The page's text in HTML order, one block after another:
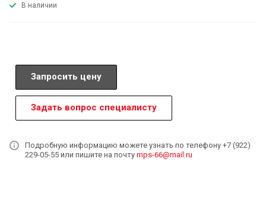
В наличии
Запросить цену
Задать вопрос специалисту
Подробную информацию можете узнать по телефону +7 (922)
229-05-55 или пишите на почту mps-66@mail.ru